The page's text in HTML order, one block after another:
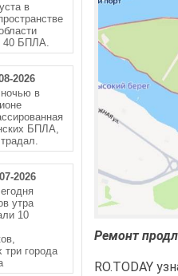
Ремонт
RO.TODAY
в
40 БПЛА.
2026
в
БПЛА,
2026
утра
10
три города